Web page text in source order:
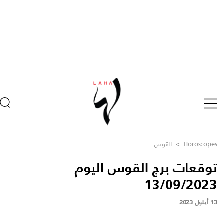
Horoscopes
> القوس
توقعات برج القوس اليوم
13/09/2023
13 أيلول 2023